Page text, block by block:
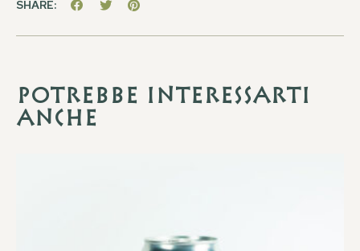
SHARE:
Potrebbe interessarti
anche